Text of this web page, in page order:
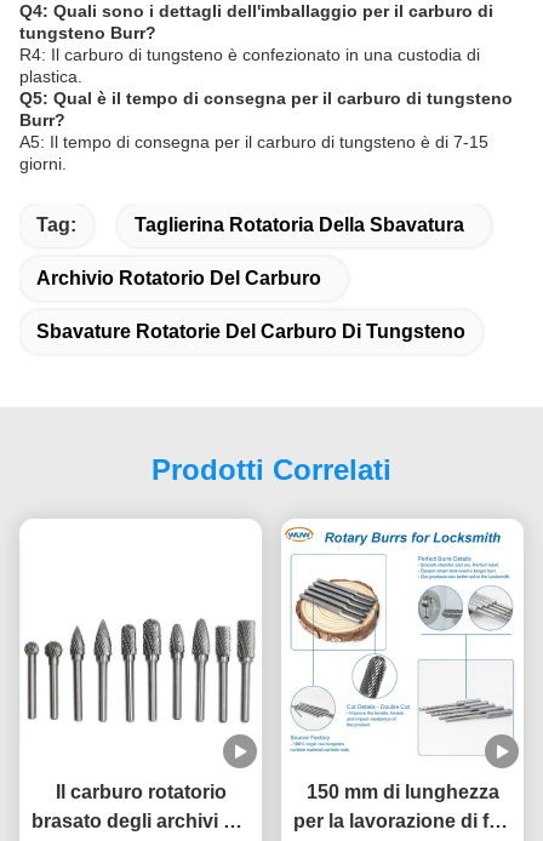
Q4: Quali sono i dettagli dell'imballaggio per il carburo di
tungsteno Burr?
R4: Il carburo di tungsteno è confezionato in una custodia di
plastica.
Q5: Qual è il tempo di consegna per il carburo di tungsteno
Burr?
A5: Il tempo di consegna per il carburo di tungsteno è di 7-15
giorni.
Tag: Taglierina Rotatoria Della Sbavatura
Archivio Rotatorio Del Carburo
Sbavature Rotatorie Del Carburo Di Tungsteno
Prodotti Correlati
Il carburo rotatorio
brasato degli archivi del
150 mm di lunghezza
per la lavorazione di fori